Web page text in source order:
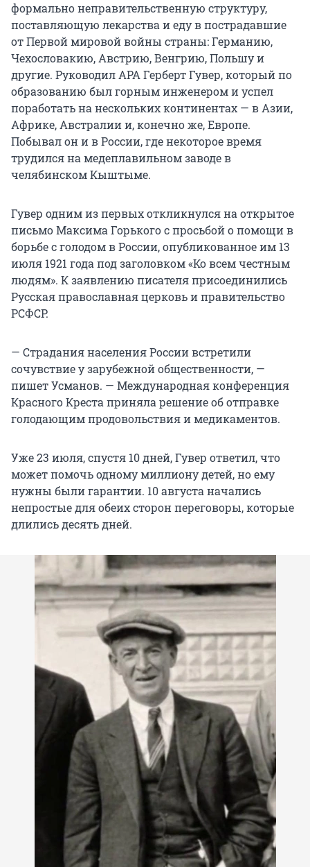
формально неправительственную структуру,
поставляющую лекарства и еду в пострадавшие
от Первой мировой войны страны: Германию,
Чехословакию, Австрию, Венгрию, Польшу и
другие. Руководил АРА Герберт Гувер, который по
образованию был горным инженером и успел
поработать на нескольких континентах — в Азии,
Африке, Австралии и, конечно же, Европе.
Побывал он и в России, где некоторое время
трудился на медеплавильном заводе в
челябинском Кыштыме.
Гувер одним из первых откликнулся на открытое
письмо Максима Горького с просьбой о помощи в
борьбе с голодом в России, опубликованное им 13
июля 1921 года под заголовком «Ко всем честным
людям». К заявлению писателя присоединились
Русская православная церковь и правительство
РСФСР.
— Страдания населения России встретили
сочувствие у зарубежной общественности, —
пишет Усманов. — Международная конференция
Красного Креста приняла решение об отправке
голодающим продовольствия и медикаментов.
Уже 23 июля, спустя 10 дней, Гувер ответил, что
может помочь одному миллиону детей, но ему
нужны были гарантии. 10 августа начались
непростые для обеих сторон переговоры, которые
длились десять дней.